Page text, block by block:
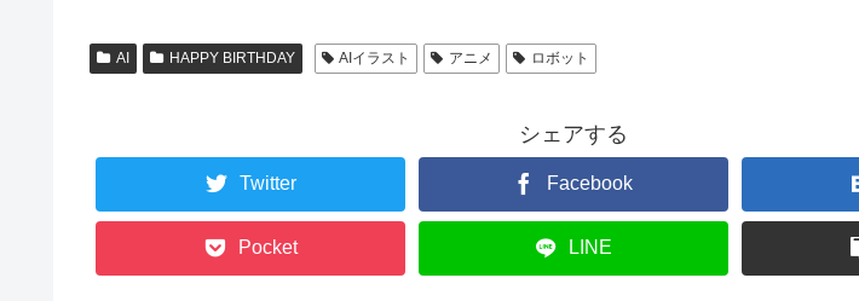
AI HAPPY BIRTHDAY AIイラスト アニメ ロボット
シェアする
Twitter Facebook
Pocket LINE